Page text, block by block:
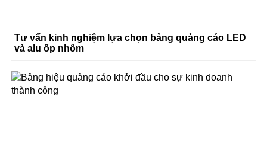
Tư vấn kinh nghiệm lựa chọn bảng quảng cáo LED
và alu ốp nhôm